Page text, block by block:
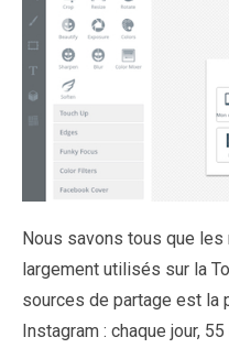
Nous savons tous que
largement utilisés sur la
sources de partage est la
Instagram : chaque jour,